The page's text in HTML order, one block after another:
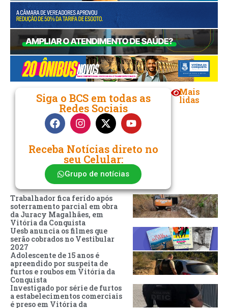
Siga o BCS em todas as
Redes Sociais
Receba Notícias direto no
seu Celular:
Grupo de notícias
Mais
lidas
Trabalhador fica ferido após
soterramento parcial em obra
da Juracy Magalhães, em
Vitória da Conquista
Uesb anuncia os filmes que
serão cobrados no Vestibular
2027
Adolescente de 15 anos é
apreendido por suspeita de
furtos e roubos em Vitória da
Conquista
Investigado por série de furtos
a estabelecimentos comerciais
é preso em Vitória da